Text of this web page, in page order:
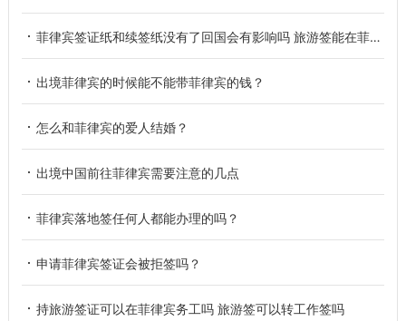
菲律宾签证纸和续签纸没有了回国会有影响吗 旅游签能在菲律宾待多久
出境菲律宾的时候能不能带菲律宾的钱？
怎么和菲律宾的爱人结婚？
出境中国前往菲律宾需要注意的几点
菲律宾落地签任何人都能办理的吗？
申请菲律宾签证会被拒签吗？
持旅游签证可以在菲律宾务工吗 旅游签可以转工作签吗